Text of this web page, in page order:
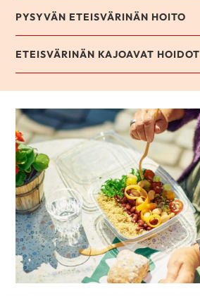
PYSYVÄN ETEISVÄRINÄN HOITO
ETEISVÄRINÄN KAJOAVAT HOIDOT